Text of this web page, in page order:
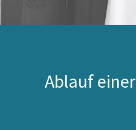
Ablauf einer